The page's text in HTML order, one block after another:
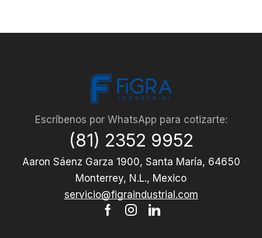
Escríbenos por WhatsApp para cotizarte:
(81) 2352 9952
Aaron Sáenz Garza 1900, Santa María, 64650
Monterrey, N.L., Mexico
servicio@figraindustrial.com